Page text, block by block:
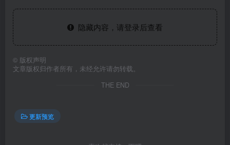
隐藏内容，请登录后查看
© 版权声明
文章版权归作者所有，未经允许请勿转载。
THE END
更新预览